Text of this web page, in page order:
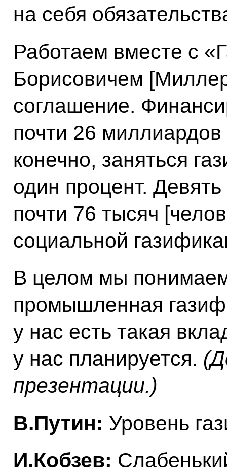
на себя
Работаем вместе с
Борисовичем
соглашение.
почти 26
конечно, заняться
один процент.
почти 76 тысяч
социальной
В целом мы
промышленная
у нас есть такая
у нас планируется.
презентации.)
В.Путин: Уровень
И.Кобзев: